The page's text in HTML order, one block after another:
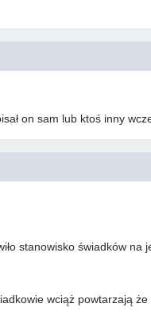
on sam lub ktoś inny
stanowisko świadków na
wciąż powtarzają